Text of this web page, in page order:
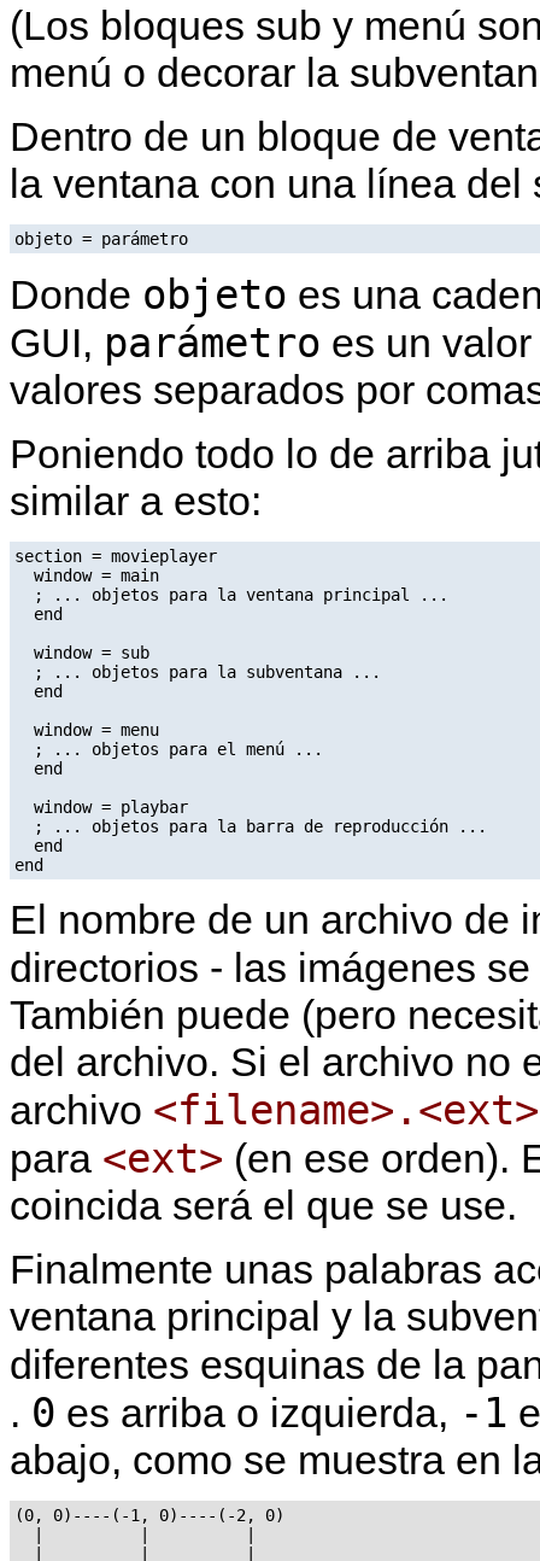
(Los bloques sub y menú
menú o decorar la
Dentro de un bloque de
la ventana con una línea del
objeto = parámetro
Donde objeto es una
GUI, parámetro es un
valores separados por
Poniendo todo lo de arriba
similar a esto:
section = movieplayer
  window = main
  ; ... objetos para la ventana principal ...
  end
  window = sub
  ; ... objetos para la subventana ...
  end
  window = menu
  ; ... objetos para el menú ...
  end
  window = playbar
  ; ... objetos para la barra de reproducción ...
  end
El nombre de un archivo de
directorios - las imágenes
También puede (pero
del archivo. Si el archivo no
archivo <filename>.<ext>
para <ext> (en ese orden).
coincida será el que se use.
Finalmente unas palabras
ventana principal y la
diferentes esquinas de la
. 0 es arriba o izquierda, -1
abajo, como se muestra en
(0, 0)----(-1, 0)----(-2, 0)